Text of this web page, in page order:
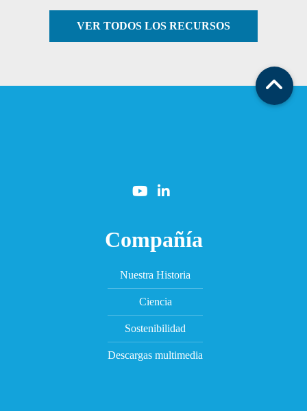
VER TODOS LOS RECURSOS
Compañía
Nuestra Historia
Ciencia
Sostenibilidad
Descargas multimedia